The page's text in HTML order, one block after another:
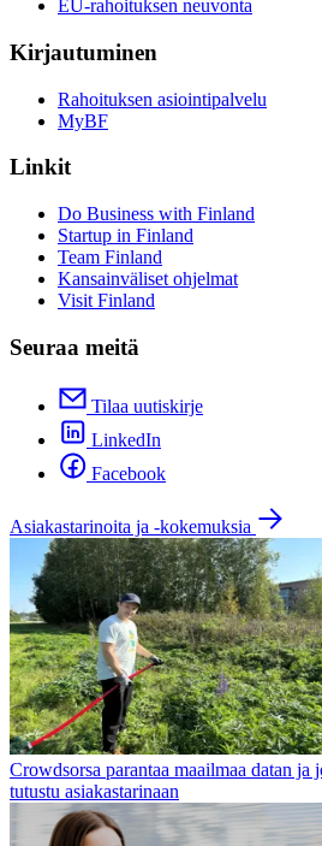
EU-rahoituksen neuvonta
Kirjautuminen
Rahoituksen asiointipalvelu
MyBF
Linkit
Do Business with Finland
Startup in Finland
Team Finland
Kansainväliset ohjelmat
Visit Finland
Seuraa meitä
Tilaa uutiskirje
LinkedIn
Facebook
Asiakastarinoita ja -kokemuksia
Crowdsorsa parantaa maailmaa datan
tutustu asiakastarinaan